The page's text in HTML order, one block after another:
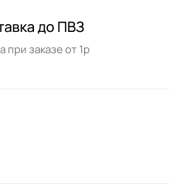
до ПВЗ
при заказе от 1р